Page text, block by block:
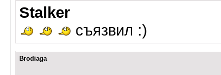
Stalker
съязвил :)
Brodiaga